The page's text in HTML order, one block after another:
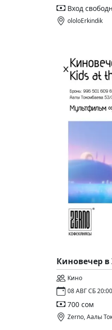
Вход
ololoErkindik
Киновечер в
Кино
08 АВГ СБ 20:00
700 сом
Zerno, Аалы